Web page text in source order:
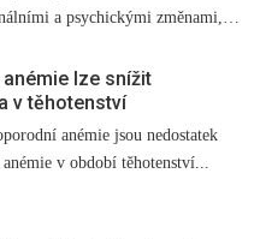
a psychickými změnami,
je proto zejména u dívek
bylo by chybou mávnout nad ní
lze snížit
v těhotenství
anémie jsou nedostatek
anémie v období těhotenství...